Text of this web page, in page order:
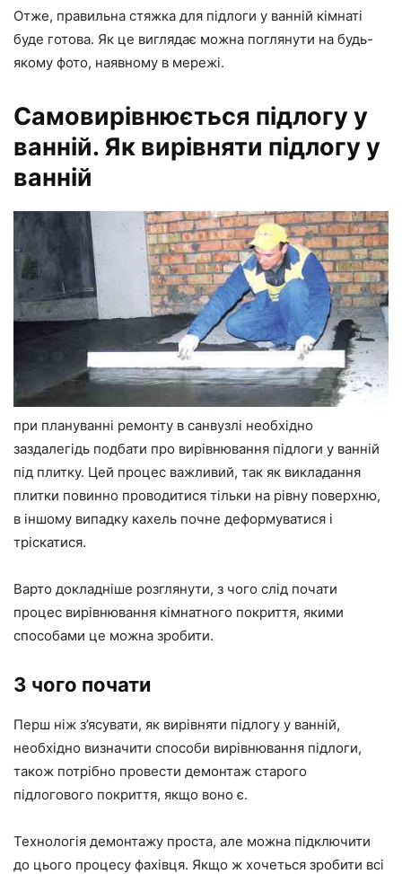
Отже, правильна стяжка для підлоги у ванній кімнаті
буде готова. Як це виглядає можна поглянути на будь-
якому фото, наявному в мережі.
Самовирівнюється підлогу у
ванній. Як вирівняти підлогу у
ванній
при плануванні ремонту в санвузлі необхідно
заздалегідь подбати про вирівнювання підлоги у ванній
під плитку. Цей процес важливий, так як викладання
плитки повинно проводитися тільки на рівну поверхню,
в іншому випадку кахель почне деформуватися і
тріскатися.
Варто докладніше розглянути, з чого слід почати
процес вирівнювання кімнатного покриття, якими
способами це можна зробити.
З чого почати
Перш ніж з’ясувати, як вирівняти підлогу у ванній,
необхідно визначити способи вирівнювання підлоги,
також потрібно провести демонтаж старого
підлогового покриття, якщо воно є.
Технологія демонтажу проста, але можна підключити
до цього процесу фахівця. Якщо ж хочеться зробити всі